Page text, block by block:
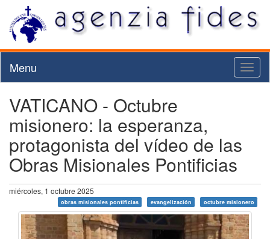
Menu
VATICANO - Octubre
misionero: la esperanza,
protagonista del vídeo de las
Obras Misionales Pontificias
miércoles, 1 octubre 2025
obras misionales pontificias evangelización octubre misionero